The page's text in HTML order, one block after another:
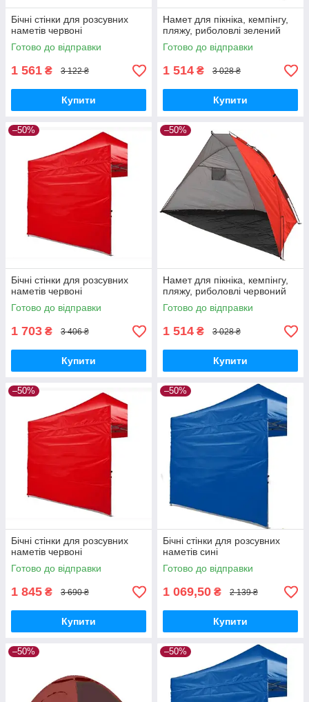
Бічні стінки для розсувних
наметів червоні
Готово до відправки
1 561 ₴ 3 122 ₴
Купити
Намет для пікніка, кемпінгу,
пляжу, риболовлі зелений
Готово до відправки
1 514 ₴ 3 028 ₴
Купити
–50%
Бічні стінки для розсувних
наметів червоні
Готово до відправки
1 703 ₴ 3 406 ₴
Купити
–50%
Намет для пікніка, кемпінгу,
пляжу, риболовлі червоний
Готово до відправки
1 514 ₴ 3 028 ₴
Купити
–50%
Бічні стінки для розсувних
наметів червоні
Готово до відправки
1 845 ₴ 3 690 ₴
Купити
–50%
Бічні стінки для розсувних
наметів сині
Готово до відправки
1 069,50 ₴ 2 139 ₴
Купити
–50% –50%